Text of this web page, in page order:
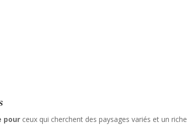
pour ceux qui cherchent des paysages variés et un riche